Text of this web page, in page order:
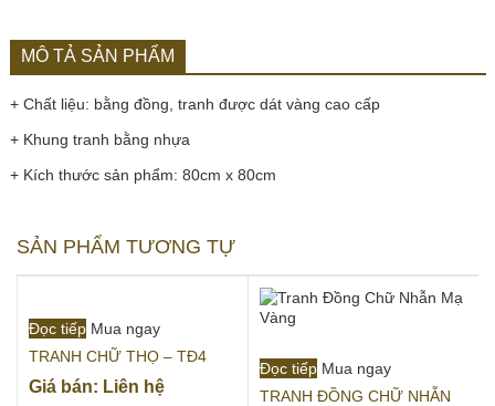
MÔ TẢ SẢN PHẨM
+ Chất liệu: bằng đồng, tranh được dát vàng cao cấp
+ Khung tranh bằng nhựa
+ Kích thước sản phẩm: 80cm x 80cm
SẢN PHẨM TƯƠNG TỰ
Đọc tiếp Mua ngay
TRANH CHỮ THỌ – TĐ4
Giá bán: Liên hệ
Đọc tiếp Mua ngay
TRANH ĐỒNG CHỮ NHẪN